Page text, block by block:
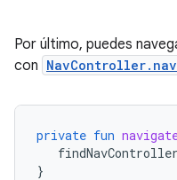
Por último, puedes
con
private fun
findNavController
}